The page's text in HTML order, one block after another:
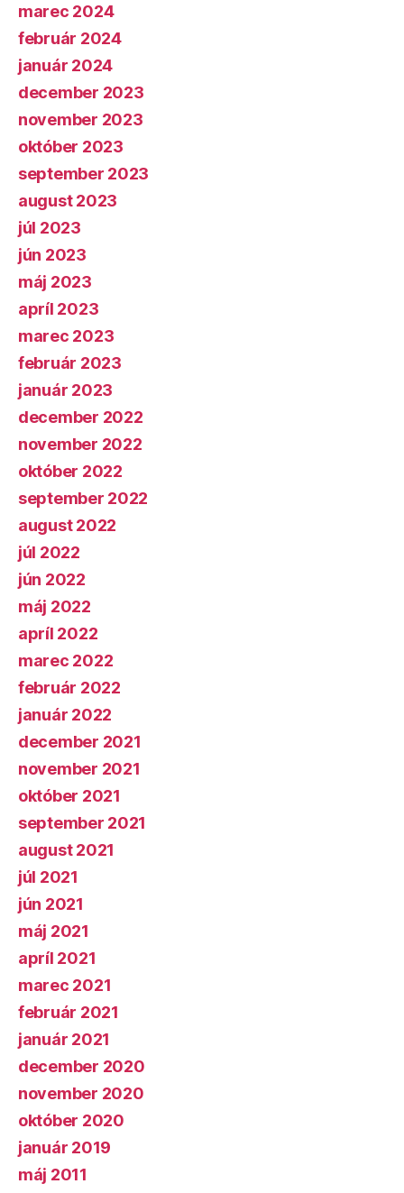
marec 2024
február 2024
január 2024
december 2023
november 2023
október 2023
september 2023
august 2023
júl 2023
jún 2023
máj 2023
apríl 2023
marec 2023
február 2023
január 2023
december 2022
november 2022
október 2022
september 2022
august 2022
júl 2022
jún 2022
máj 2022
apríl 2022
marec 2022
február 2022
január 2022
december 2021
november 2021
október 2021
september 2021
august 2021
júl 2021
jún 2021
máj 2021
apríl 2021
marec 2021
február 2021
január 2021
december 2020
november 2020
október 2020
január 2019
máj 2011